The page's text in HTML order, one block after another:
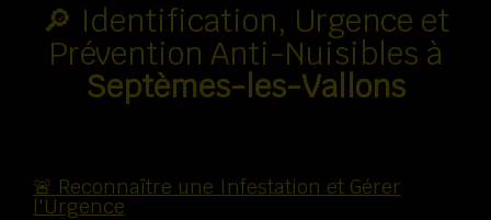
🔎 Identification, Urgence et
Prévention Anti-Nuisibles à
Septèmes-les-Vallons
🚨 Reconnaître une Infestation et Gérer
l'Urgence